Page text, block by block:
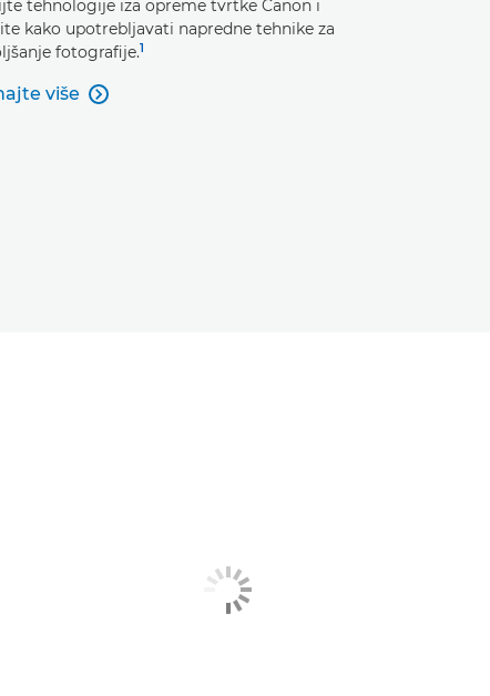
tehnologije iza opreme tvrtke Canon i
kako upotrebljavati napredne tehnike za
fotografije.1
više 